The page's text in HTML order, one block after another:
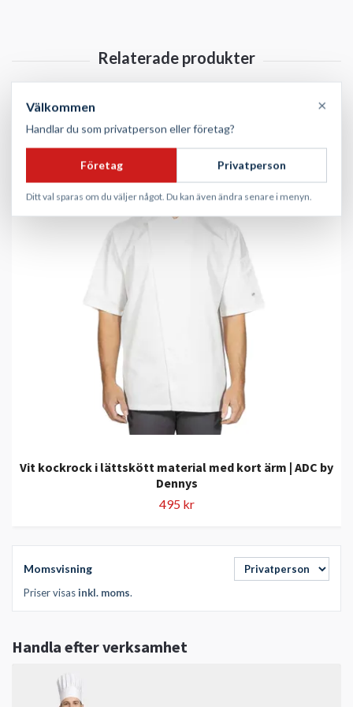
Momsvisning
Priser visasinkl. moms.
Handla efter verksamhet
Vit kockrock i lättskött material med kort ärm | ADC by
Dennys
495 kr
Välkommen ×
Handlar du som privatperson eller företag?
Företag Privatperson
Ditt val sparas om du väljer något. Du kan även ändra senare i menyn.